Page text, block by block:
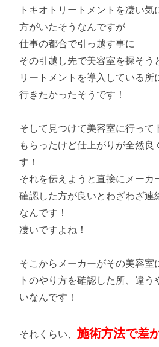
トキオトリートメントを凄い
方がいたそうなんですが
仕事の都合で引っ越す事に
その引越し先で美容室を探そう
リートメントを導入している所
行きたかったそうです！
そして見つけて美容室に行って
もらったけど仕上がりが全然
す！
それを伝えようと直接にメーカ
確認した方が良いとわざわざ連
なんです！
凄いですよね！
そこからメーカーがその美容室
トのやり方を確認した所、違
いなんです！
それくらい、 施術方法で差